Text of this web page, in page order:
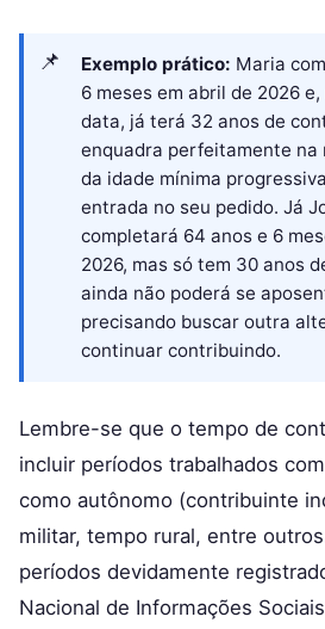
Exemplo prático: Maria
6 meses em abril de 2026
data, já terá 32 anos de
enquadra perfeitamente na
da idade mínima
entrada no seu pedido. Já
completará 64 anos e 6
2026, mas só tem 30 anos
ainda não poderá se
precisando buscar outra
continuar contribuindo.
Lembre-se que o tempo de
incluir períodos trabalhados
como autônomo (contribuinte
militar, tempo rural, entre
períodos devidamente
Nacional de Informações